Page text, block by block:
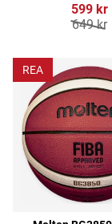
599 kr
649 kr
REA